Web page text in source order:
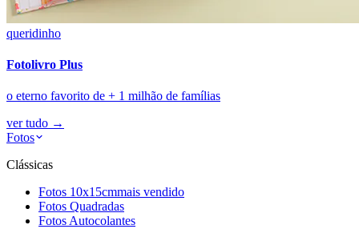
queridinho
Fotolivro Plus
o eterno favorito de + 1 milhão de famílias
ver tudo →
Fotos
Clássicas
Fotos 10x15cmmais vendido
Fotos Quadradas
Fotos Autocolantes